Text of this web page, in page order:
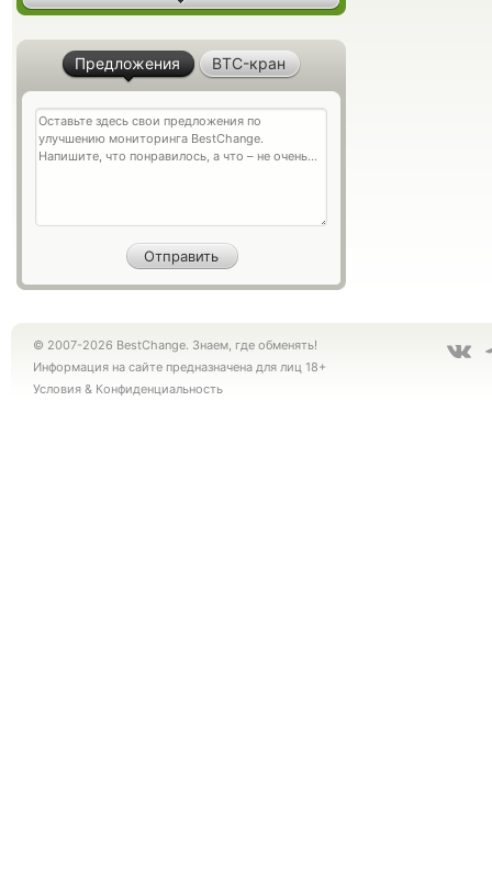
Предложения BTC-кран
© 2007-2026 BestChange. Знаем, где обменять!
Информация на сайте предназначена для лиц 18+
Условия & Конфиденциальность